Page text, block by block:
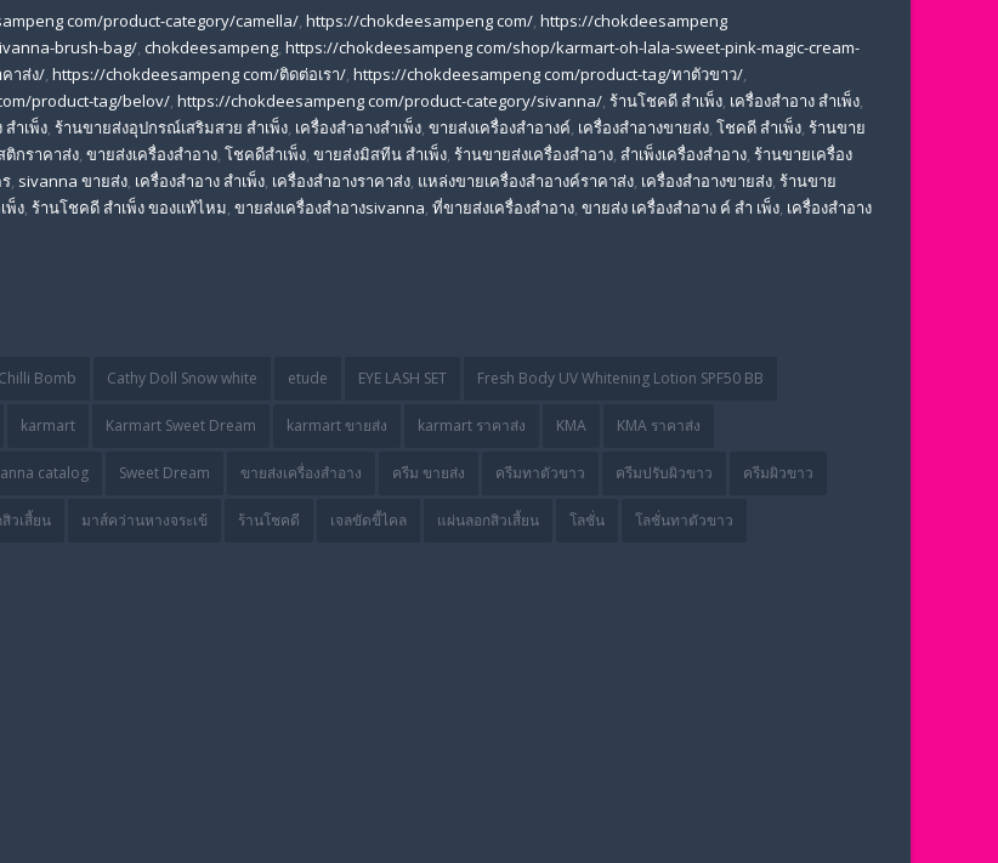
com/product-category/camella/, https://chokdeesampeng com/, https://chokdeesampeng
brush-bag/, chokdeesampeng, https://chokdeesampeng com/shop/karmart-oh-lala-sweet-pink-magic-cream-
าส่ง/, https://chokdeesampeng com/ติดต่อเรา/, https://chokdeesampeng com/product-tag/ทาตัวขาว/,
product-tag/belov/, https://chokdeesampeng com/product-category/sivanna/, ร้านโชคดี สําเพ็ง, เครื่องสำอาง สำเพ็ง,
าเพ็ง, ร้านขายส่งอุปกรณ์เสริมสวย สําเพ็ง, เครื่องสำอางสำเพ็ง, ขายส่งเครื่องสำอางค์, เครื่องสำอางขายส่ง, โชคดี สําเพ็ง, ร้านขาย
ติกราคาส่ง, ขายส่งเครื่องสำอาง, โชคดีสำเพ็ง, ขายส่งมิสทีน สําเพ็ง, ร้านขายส่งเครื่องสำอาง, สําเพ็งเครื่องสําอาง, ร้านขายเครื่อง
, sivanna ขายส่ง, เครื่องสําอาง สําเพ็ง, เครื่องสําอางราคาส่ง, แหล่งขายเครื่องสําอางค์ราคาส่ง, เครื่องสําอางขายส่ง, ร้านขาย
พ็ง, ร้านโชคดี สําเพ็ง ของแท้ไหม, ขายส่งเครื่องสําอางsivanna, ที่ขายส่งเครื่องสําอาง, ขายส่ง เครื่องสำอาง ค์ สำ เพ็ง, เครื่องสำอาง
Bomb Cathy Doll Snow white etude EYE LASH SET Fresh Body UV Whitening Lotion SPF50 BB
karmart Karmart Sweet Dream karmart ขายส่ง karmart ราคาส่ง KMA KMA ราคาส่ง
catalog Sweet Dream ขายส่งเครื่องสำอาง ครีม ขายส่ง ครีมทาตัวขาว ครีมปรับผิวขาว ครีมผิวขาว
วเสี้ยน มาส์คว่านหางจระเข้ ร้านโชคดี เจลขัดขี้ไคล แผ่นลอกสิวเสี้ยน โลชั่น โลชั่นทาตัวขาว